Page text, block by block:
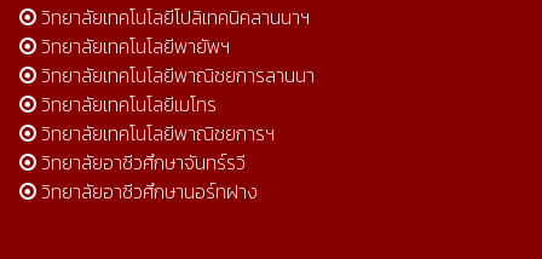
วิทยาลัยเทคโนโลยีโปลิเทคนิคลานนาฯ
วิทยาลัยเทคโนโลยีพายัพฯ
วิทยาลัยเทคโนโลยีพาณิชยการลานนา
วิทยาลัยเทคโนโลยีเมโทร
วิทยาลัยเทคโนโลยีพาณิชยการฯ
วิทยาลัยอาชีวศึกษาจันทร์รวี
วิทยาลัยอาชีวศึกษานอร์ทฝาง